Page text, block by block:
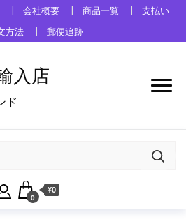
会社概要 商品一覧
支払い
方法
郵便追跡
入店
ド
0
¥0